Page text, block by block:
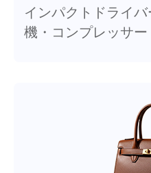
インパクトドライ
機・コンプレッサ